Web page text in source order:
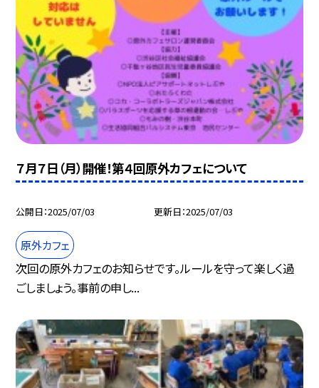
７月７日（月）開催！第４回原外カフェについて
公開日 2025/07/03 更新日 2025/07/03
原外カフェ
次回の原外カフェのお知らせです。ルールを守って楽しく過
ごしましょう。 事前の申し...